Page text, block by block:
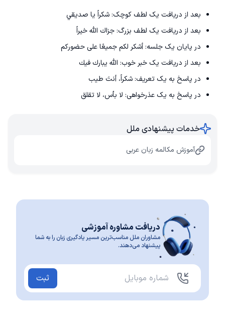
بعد از دریافت یک لطف کوچک: شكراً يا صديقي
بعد از دریافت یک لطف بزرگ: جزاك الله خيراً
در پایان یک جلسه: أشكر لكم جميعًا على حضوركم
بعد از دریافت یک خبر خوب: الله يبارك فيك
در پاسخ به یک تعریف: شكراً، أنتَ طيب
در پاسخ به یک عذرخواهی: لا بأس، لا تقلق
خدمات پیشنهادی ملل
آموزش مکالمه زبان عربی
دریافت مشاوره آموزشی
مشاوران ملل مناسب‌ترین مسیر یادگیری زبان را به شما
پیشنهاد می‌دهند.
ثبت